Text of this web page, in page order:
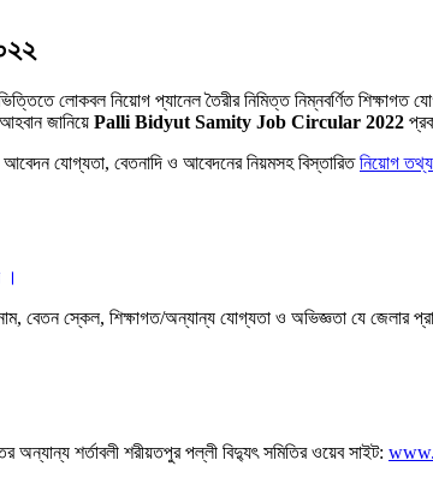
লােকবল নিয়ােগ প্যানেল তৈরীর নিমিত্ত নিম্নবর্ণিত
জানিয়ে Palli Bidyut Samity Job Circular 2022
যোগ্যতা, বেতনাদি ও আবেদনের নিয়মসহ বিস্তারিতনিয়োগ তথ্য
।
বেতন স্কেল, শিক্ষাগত/অন্যান্য যােগ্যতা ও অভিজ্ঞতা যে জেলার
অন্যান্য শর্তাবলী শরীয়তপুর পল্লী বিদ্যুৎ সমিতির ওয়েব সাইট: